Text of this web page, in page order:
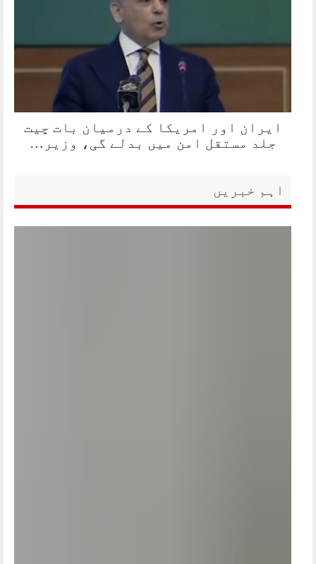
ایران اور امریکا کے درمیان بات چیت
جلد مستقل امن میں بدلے گی، وزیر…
اہم خبریں